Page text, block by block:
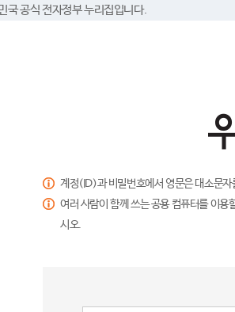
국 공식 전자정부 누리집입니다.
계정(ID)과 비밀번호에서 영문은 대소문
여러 사람이 함께 쓰는 공용 컴퓨터를 이
시오.